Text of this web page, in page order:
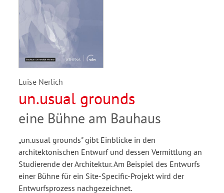
Luise Nerlich
un.usual grounds
eine Bühne am Bauhaus
„un.usual grounds" gibt Einblicke in den
architektonischen Entwurf und dessen Vermittlung an
Studierende der Architektur. Am Beispiel des Entwurfs
einer Bühne für ein Site-Specific-Projekt wird der
Entwurfsprozess nachgezeichnet.